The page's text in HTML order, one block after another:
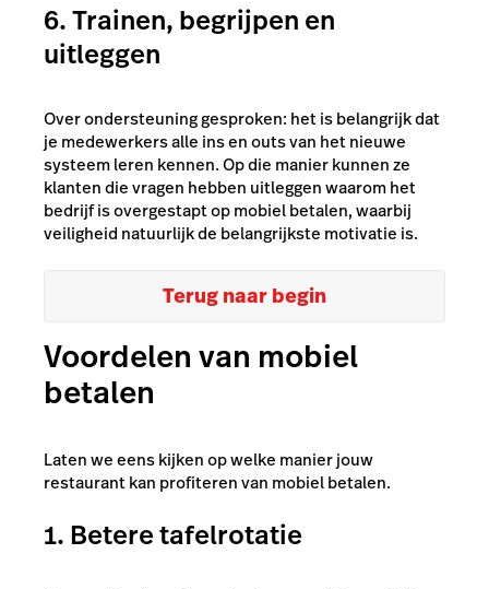
6. Trainen, begrijpen en
uitleggen
Over ondersteuning gesproken: het is belangrijk dat
je medewerkers alle ins en outs van het nieuwe
systeem leren kennen. Op die manier kunnen ze
klanten die vragen hebben uitleggen waarom het
bedrijf is overgestapt op mobiel betalen, waarbij
veiligheid natuurlijk de belangrijkste motivatie is.
Terug naar begin
Voordelen van mobiel
betalen
Laten we eens kijken op welke manier jouw
restaurant kan profiteren van mobiel betalen.
1. Betere tafelrotatie